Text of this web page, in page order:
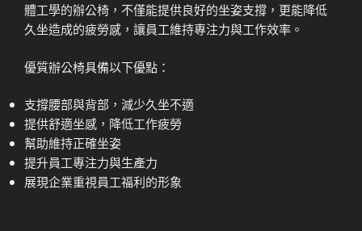
體工學的辦公椅，不僅能提供良好的坐姿支撐，更能降低
久坐造成的疲勞感，讓員工維持專注力與工作效率。
優質辦公椅具備以下優點：
支撐腰部與背部，減少久坐不適
提供舒適坐感，降低工作疲勞
幫助維持正確坐姿
提升員工專注力與生產力
展現企業重視員工福利的形象